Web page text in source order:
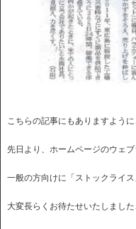
こちらの記事にもありますように
先日より、ホームページのウェ
一般の方向けに「ストックライ
大変長らくお待たせいたしまし